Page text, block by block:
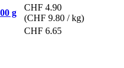
g
CHF 4.90
(CHF 9.80 / kg)
CHF 6.65